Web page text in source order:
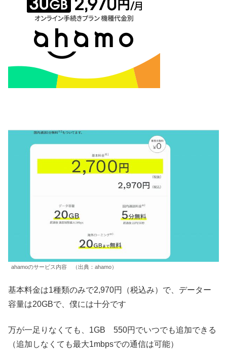
ahamoのサービス内容 （出典：ahamo）
基本料金は1種類のみで2,970円（税込み）で、データー
容量は20GBで、僕には十分です
万が一足りなくても、1GB 550円でいつでも追加できる
（追加しなくても最大1mbpsでの通信は可能）